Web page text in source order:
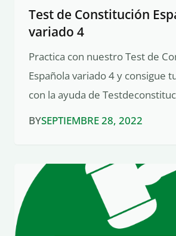
Test de Constitución
variado 4
Practica con nuestro Test de
Española variado 4 y consigue
con la ayuda de
BYSEPTIEMBRE 28, 2022